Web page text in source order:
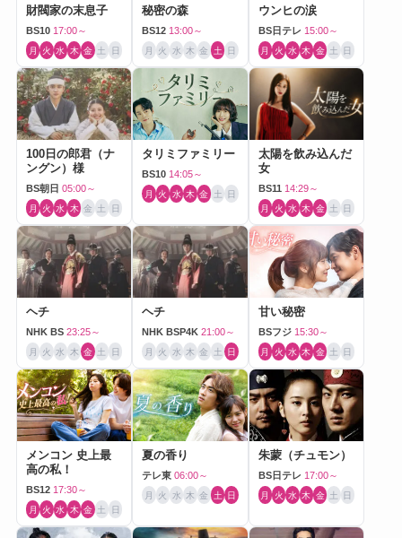
財閥家の末息子
BS10 17:00～
月 火 水 木 金 土 日
秘密の森
BS12 13:00～
月 火 水 木 金 土 日
ウンヒの涙
BS日テレ 15:00～
月 火 水 木 金 土 日
100日の郎君（ナ
ングン）様
BS朝日 05:00～
月 火 水 木 金 土 日
タリミファミリー
BS10 14:05～
月 火 水 木 金 土 日
太陽を飲み込んだ
女
BS11 14:29～
月 火 水 木 金 土 日
ヘチ
NHK BS 23:25～
月 火 水 木 金 土 日
ヘチ
NHK BSP4K 21:00～
月 火 水 木 金 土 日
甘い秘密
BSフジ 15:30～
月 火 水 木 金 土 日
メンコン 史上最
高の私！
BS12 17:30～
月 火 水 木 金 土 日
夏の香り
テレ東 06:00～
月 火 水 木 金 土 日
朱蒙（チュモン）
BS日テレ 17:00～
月 火 水 木 金 土 日